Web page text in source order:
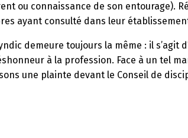
ou connaissance de son entourage).
ayant consulté dans leur
demeure toujours la même : il s’agit
à la profession. Face à un tel
une plainte devant le Conseil de